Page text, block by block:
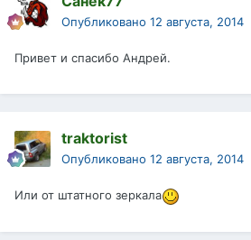
Опубликовано 12 августа, 2014
Привет и спасибо Андрей.
traktorist
Опубликовано 12 августа, 2014
Или от штатного зеркала